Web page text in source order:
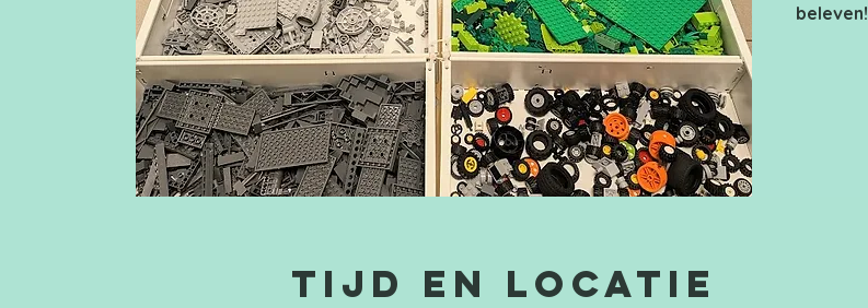
beleven!
Tijd en locatie